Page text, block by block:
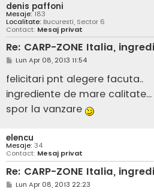
denis paffoni
Mesaje: 183
Localitate: Bucuresti, Sector 6
Contact: Mesaj privat
Re: CARP-ZONE Italia,
M
s
a
j
Lun Apr 08, 2013 11:54
felicitari pnt alegere facuta..
ingrediente de mare calitate...
spor la vanzare
elencu
Mesaje: 34
Contact: Mesaj privat
Re: CARP-ZONE Italia,
MLun Apr 08, 2013 22:23